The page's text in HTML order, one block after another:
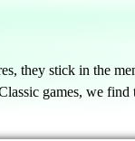
they stick in the
games, we